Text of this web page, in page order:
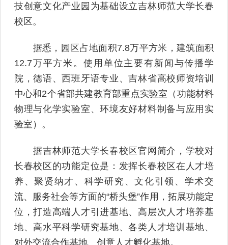
技创意文化产业园为基础设立吉林师范大学长春
校区。
据悉，园区占地面积7.8万平方米，建筑面积
12.7万平方米。使用单位主要有新闻与传播学
院，德语、西班牙语专业、吉林省高校师资培训
中心和2个省部共建教育部重点实验室（功能材料
物理与化学实验室、环境友好材料制备与应用实
验室）。
据吉林师范大学长春校区官网简介，学校对
长春校区的功能定位是：发挥长春校区在人才培
养、聚贤纳才、科学研究、文化引领、学术交
流、服务社会等方面的“桥头堡”作用，拓展功能定
位，打造高端人才引进基地、高层次人才培养基
地、高水平科学研究基地、各类人才培训基地、
对外交流合作基地、创意人才孵化基地。